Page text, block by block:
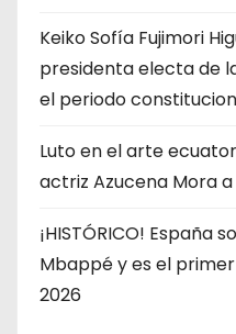
Keiko Sofía Fujimori
presidenta electa de
el periodo
Luto en el arte
actriz Azucena Mora
¡HISTÓRICO! España
Mbappé y es el
2026